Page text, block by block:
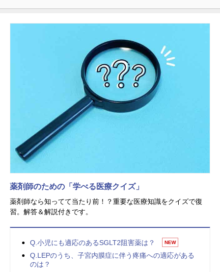
薬剤師のための「学べる医療クイズ」
薬剤師なら知ってて当たり前！？重要な医療知識をクイズで復
習。解答＆解説付きです。
Q.小児にも適応のあるSGLT2阻害薬は？ NEW
Q.LEPのうち、子宮内膜症に伴う疼痛への適応がある
のは？